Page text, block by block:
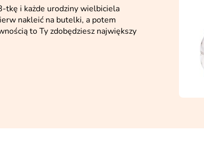
tkę i każde urodziny wielbiciela
nakleić na butelki, a potem
to Ty zdobędziesz największy